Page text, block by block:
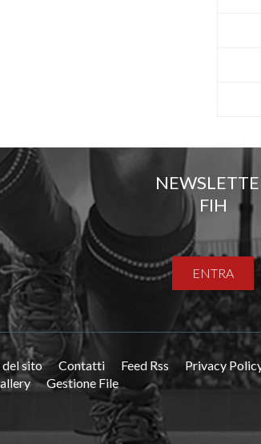
FIH
ENTRA
sito Contatti Feed Rss Privacy
Gestione File